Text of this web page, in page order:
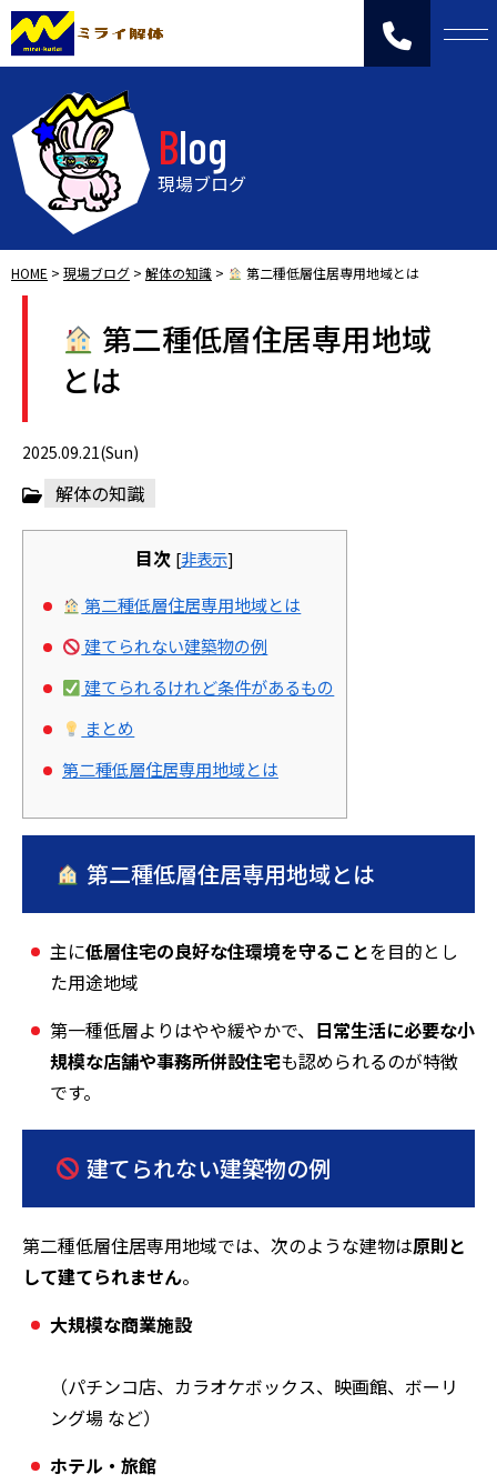
Blog
現場ブログ
HOME > 現場ブログ > 解体の知識 > 第二種低層住居専用地域とは
第二種低層住居専用地域
とは
2025.09.21(Sun)
解体の知識
目次 [非表示]
第二種低層住居専用地域とは
建てられない建築物の例
建てられるけれど条件があるもの
まとめ
第二種低層住居専用地域とは
第二種低層住居専用地域とは
主に低層住宅の良好な住環境を守ることを目的とし
た用途地域
第一種低層よりはやや緩やかで、 日常生活に必要な小
規模な店舗や事務所併設住宅も認められるのが特徴
です。
建てられない建築物の例
第二種低層住居専用地域では、次のような建物は原則と
して建てられません。
大規模な商業施設
（パチンコ店、カラオケボックス、映画館、ボーリ
ング場 など）
ホテル・旅館